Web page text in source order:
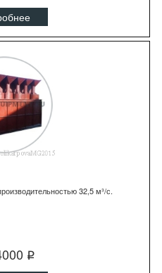
32,5 м³/с.
q